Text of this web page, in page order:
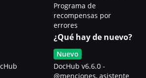
Programa de
recompensas por
errores
¿Qué hay de nuevo?
Nuevo
DocHub v6.6.0 -
@menciones, asistente